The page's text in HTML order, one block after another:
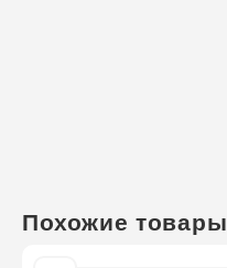
Похожие товары